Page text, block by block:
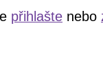
přihlašte nebo